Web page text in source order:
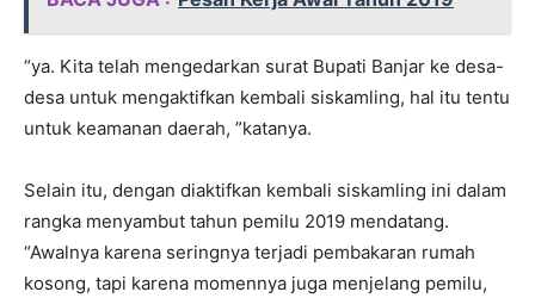
“ya. Kita telah mengedarkan surat Bupati Banjar ke desa-
desa untuk mengaktifkan kembali siskamling, hal itu tentu
untuk keamanan daerah, ”katanya.
Selain itu, dengan diaktifkan kembali siskamling ini dalam
rangka menyambut tahun pemilu 2019 mendatang.
“Awalnya karena seringnya terjadi pembakaran rumah
kosong, tapi karena momennya juga menjelang pemilu,